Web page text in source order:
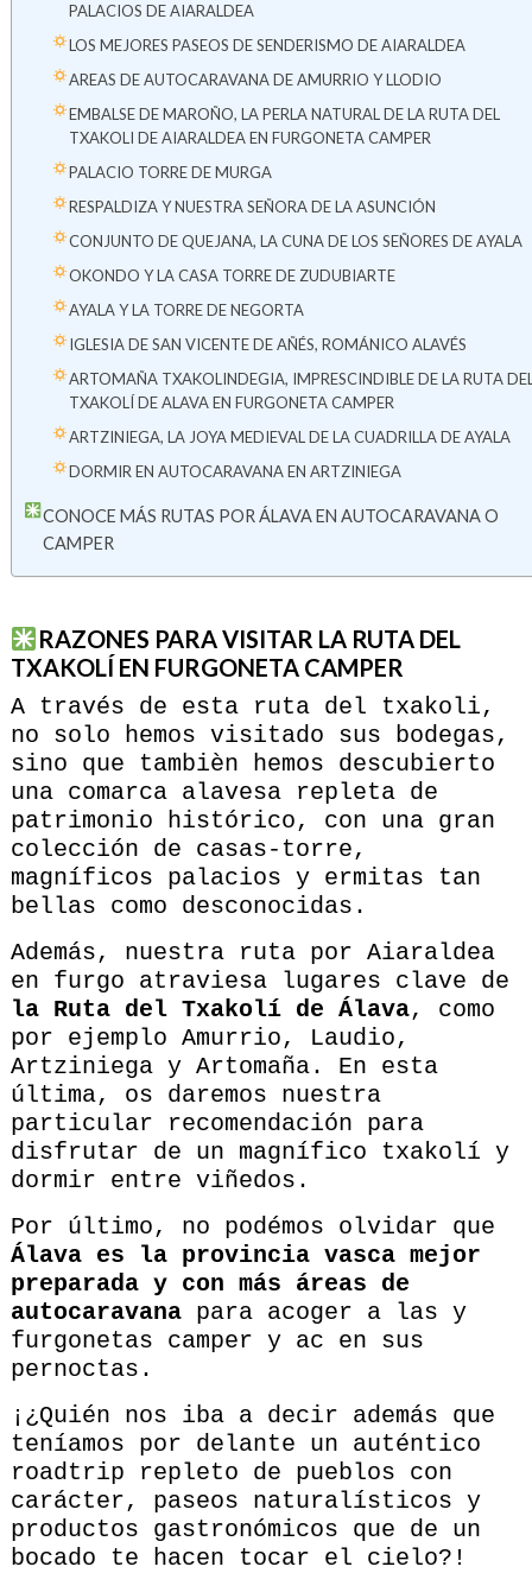
PALACIOS DE AIARALDEA
LOS MEJORES PASEOS DE SENDERISMO DE AIARALDEA
AREAS DE AUTOCARAVANA DE AMURRIO Y LLODIO
EMBALSE DE MAROÑO, LA PERLA NATURAL DE LA RUTA DEL
TXAKOLI DE AIARALDEA EN FURGONETA CAMPER
PALACIO TORRE DE MURGA
RESPALDIZA Y NUESTRA SEÑORA DE LA ASUNCIÓN
CONJUNTO DE QUEJANA, LA CUNA DE LOS SEÑORES DE AYALA
OKONDO Y LA CASA TORRE DE ZUDUBIARTE
AYALA Y LA TORRE DE NEGORTA
IGLESIA DE SAN VICENTE DE AÑÉS, ROMÁNICO ALAVÉS
ARTOMAÑA TXAKOLINDEGIA, IMPRESCINDIBLE DE LA RUTA
TXAKOLÍ DE ALAVA EN FURGONETA CAMPER
ARTZINIEGA, LA JOYA MEDIEVAL DE LA CUADRILLA DE AYALA
DORMIR EN AUTOCARAVANA EN ARTZINIEGA
CONOCE MÁS RUTAS POR ÁLAVA EN AUTOCARAVANA O
CAMPER
RAZONES PARA VISITAR LA RUTA DEL
TXAKOLÍ EN FURGONETA CAMPER
A través de esta ruta del txakoli,
no solo hemos visitado sus bodegas,
sino que tambièn hemos descubierto
una comarca alavesa repleta de
patrimonio histórico, con una gran
colección de casas-torre,
magníficos palacios y ermitas tan
bellas como desconocidas.
Además, nuestra ruta por Aiaraldea
en furgo atraviesa lugares clave de
la Ruta del Txakolí de Álava, como
por ejemplo Amurrio, Laudio,
Artziniega y Artomaña. En esta
última, os daremos nuestra
particular recomendación para
disfrutar de un magnífico txakolí y
dormir entre viñedos.
Por último, no podémos olvidar que
Álava es la provincia vasca mejor
preparada y con más áreas de
autocaravanapara acoger a las y
furgonetas camper y ac en sus
pernoctas.
¡¿Quién nos iba a decir además que
teníamos por delante un auténtico
roadtrip repleto de pueblos con
carácter, paseos naturalísticos y
productos gastronómicos que de un
bocado te hacen tocar el cielo?!